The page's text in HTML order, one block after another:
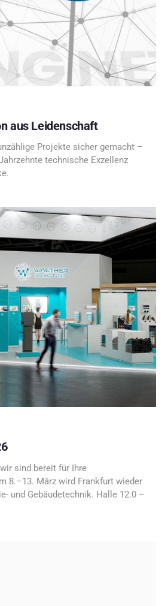
aus Leidenschaft
Projekte sicher gemacht –
technische Exzellenz
sind bereit für Ihre
8.–13. März wird Frankfurt wieder
und Gebäudetechnik. Halle 12.0 –